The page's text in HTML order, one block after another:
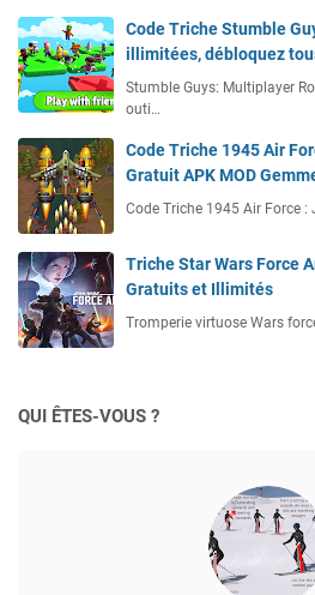
Code Triche Stumble
illimitées, débloquez
Stumble Guys: Multiplayer
outi…
Code Triche 1945 Air
Gratuit APK MOD
Code Triche 1945 Air Force :
Triche Star Wars Force
Gratuits et Illimités
Tromperie virtuose Wars
QUI ÊTES-VOUS ?